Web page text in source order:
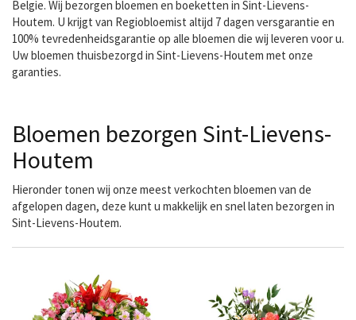
Belgie. Wij bezorgen bloemen en boeketten in Sint-Lievens-
Houtem. U krijgt van Regiobloemist altijd 7 dagen versgarantie en
100% tevredenheidsgarantie op alle bloemen die wij leveren voor u.
Uw bloemen thuisbezorgd in Sint-Lievens-Houtem met onze
garanties.
Bloemen bezorgen Sint-Lievens-
Houtem
Hieronder tonen wij onze meest verkochten bloemen van de
afgelopen dagen, deze kunt u makkelijk en snel laten bezorgen in
Sint-Lievens-Houtem.